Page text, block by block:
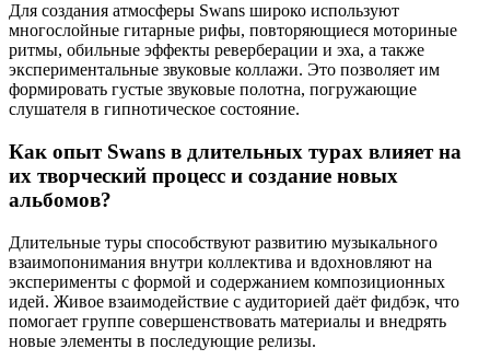
Для создания атмосферы Swans широко используют
многослойные гитарные рифы, повторяющиеся моториные
ритмы, обильные эффекты реверберации и эха, а также
экспериментальные звуковые коллажи. Это позволяет им
формировать густые звуковые полотна, погружающие
слушателя в гипнотическое состояние.
Как опыт Swans в длительных турах влияет на
их творческий процесс и создание новых
альбомов?
Длительные туры способствуют развитию музыкального
взаимопонимания внутри коллектива и вдохновляют на
эксперименты с формой и содержанием композиционных
идей. Живое взаимодействие с аудиторией даёт фидбэк, что
помогает группе совершенствовать материалы и внедрять
новые элементы в последующие релизы.